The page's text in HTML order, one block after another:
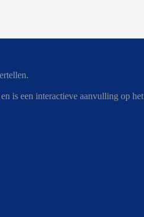
is een interactieve aanvulling op het